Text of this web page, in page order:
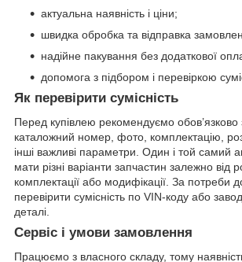
актуальна наявність і ціни;
швидка обробка та відправка
надійне пакування без додаткової
допомога з підбором і перевіркою
Як перевірити сумісність
Перед купівлею рекомендуємо обов’язково
каталожний номер, фото, комплектацію,
інші важливі параметри. Один і той самий
мати різні варіанти запчастин залежно від
комплектації або модифікації. За потреби
перевірити сумісність по VIN-коду або
деталі.
Сервіс і умови замовлення
Працюємо з власного складу, тому